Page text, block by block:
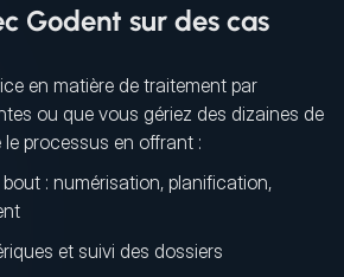
Godent sur des cas
en matière de traitement par
ou que vous gériez des dizaines de
processus en offrant :
: numérisation, planification,
et suivi des dossiers